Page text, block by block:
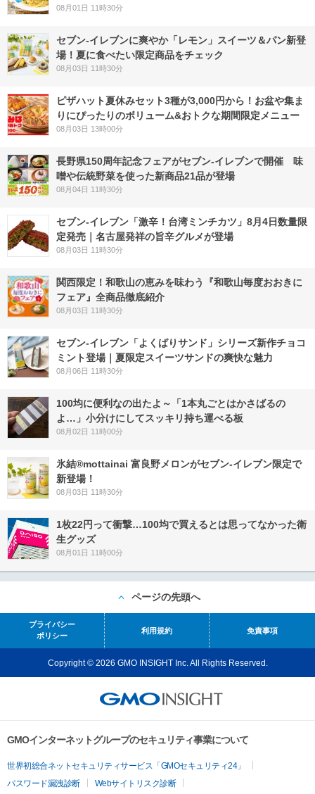
08月01日 11時30分
セブン‐イレブンに爽やか「レモン」スイーツ＆パン新登
場！夏に食べたい限定商品をチェック
08月03日 11時30分
ピザハット夏休みセット3種が3,000円から！お盆や集ま
りにぴったりのボリューム&おトクな期間限定メニュー
08月03日 13時00分
長野県150周年記念フェアがセブン-イレブンで開催 味
噌や伝統野菜を使った新商品21品が登場
08月04日 11時30分
セブン-イレブン「激辛！台湾ミンチカツ」8月4日数量限
定発売｜名古屋発祥の旨辛グルメが登場
08月03日 11時30分
関西限定！和歌山の恵みを味わう『和歌山毎度おおきに
フェア』全商品徹底紹介
08月03日 11時30分
セブン‐イレブン「よくばりサンド」シリーズ新作チョコ
ミント登場｜夏限定スイーツサンドの爽快な魅力
08月06日 11時30分
100均に便利なの出たよ～「1本丸ごとはかさばるの
よ…」小分けにしてスッキリ持ち運べる板
08月02日 11時00分
氷結®mottainai 富良野メロンがセブン‐イレブン限定で
新登場！
08月03日 11時30分
1枚22円って衝撃…100均で買えるとは思ってなかった衛
生グッズ
08月01日 11時00分
ページの先頭へ
プライバシー
ポリシー
利用規約 免責事項
Copyright © 2026 GMO INSIGHT Inc. All Rights Reserved.
GMOインターネットグループのセキュリティ事業について
世界初総合ネットセキュリティサービス「GMOセキュリティ24」
パスワード漏洩診断
Webサイトリスク診断